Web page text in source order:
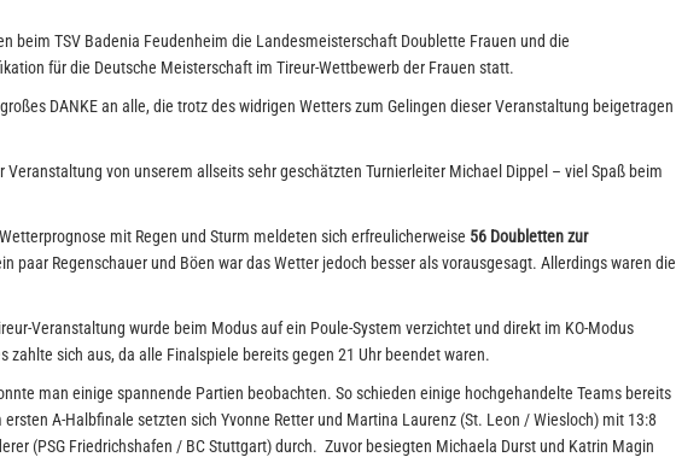
beim TSV Badenia Feudenheim die Landesmeisterschaft Doublette Frauen und die
für die Deutsche Meisterschaft im Tireur-Wettbewerb der Frauen statt.
DANKE an alle, die trotz des widrigen Wetters zum Gelingen dieser Veranstaltung beigetragen
Veranstaltung von unserem allseits sehr geschätzten Turnierleiter Michael Dippel – viel Spaß beim
mit Regen und Sturm meldeten sich erfreulicherweise 56 Doubletten zur
paar Regenschauer und Böen war das Wetter jedoch besser als vorausgesagt. Allerdings waren die
Veranstaltung wurde beim Modus auf ein Poule-System verzichtet und direkt im KO-Modus
zahlte sich aus, da alle Finalspiele bereits gegen 21 Uhr beendet waren.
man einige spannende Partien beobachten. So schieden einige hochgehandelte Teams bereits
A-Halbfinale setzten sich Yvonne Retter und Martina Laurenz (St. Leon / Wiesloch) mit 13:8
(PSG Friedrichshafen / BC Stuttgart) durch. Zuvor besiegten Michaela Durst und Katrin Magin